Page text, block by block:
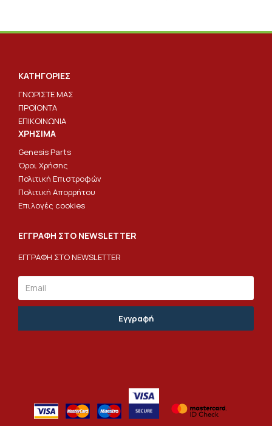
ΚΑΤΗΓΟΡΙΕΣ
ΓΝΩΡΙΣΤΕ ΜΑΣ
ΠΡΟΪΟΝΤΑ
ΕΠΙΚΟΙΝΩΝΙΑ
ΧΡΗΣΙΜΑ
Genesis Parts
Όροι Χρήσης
Πολιτική Επιστροφών
Πολιτική Απορρήτου
Επιλογές cookies
ΕΓΓΡΑΦΗ ΣΤΟ NEWSLETTER
ΕΓΓΡΑΦΗ ΣΤΟ NEWSLETTER